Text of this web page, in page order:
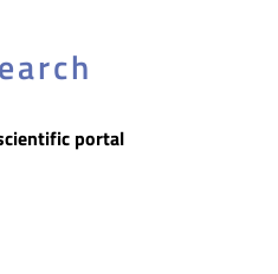
portal